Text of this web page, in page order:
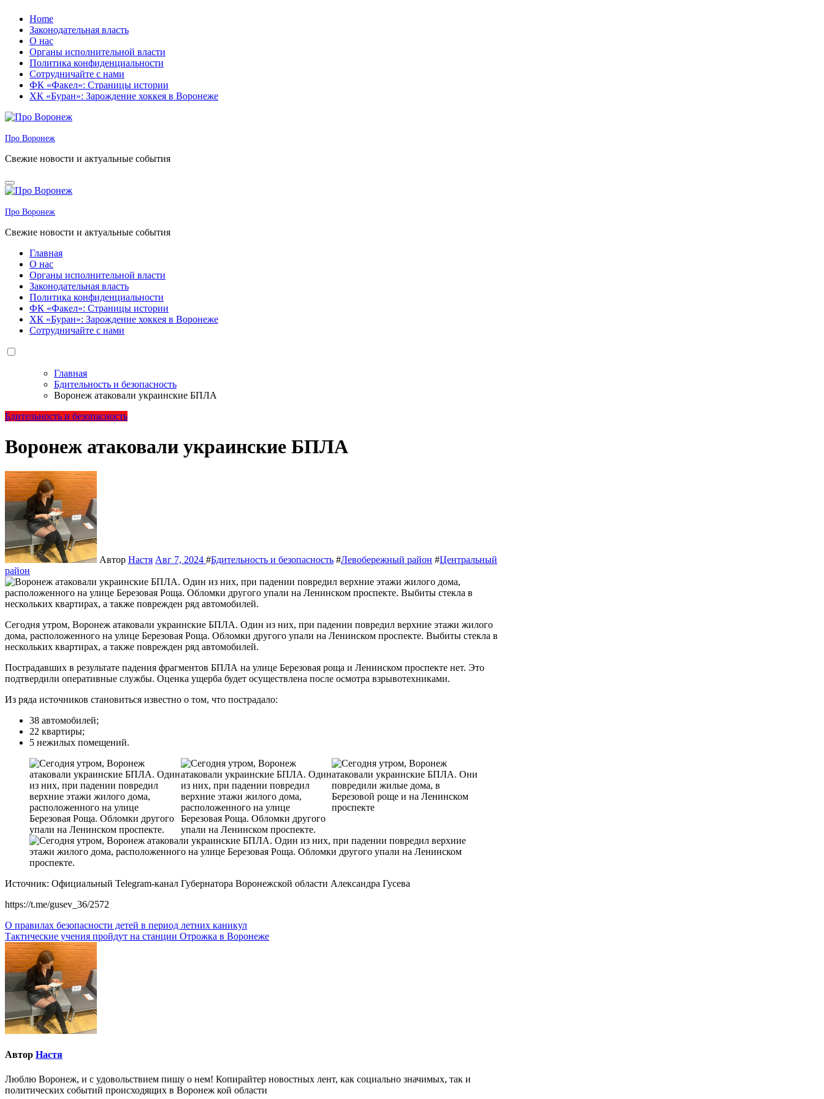
Перейти
содержанию
Home
Законодательная власть
О нас
Органы исполнительной власти
Политика конфиденциальности
Сотрудничайте с нами
ФК «Факел»: Страницы истории
ХК «Буран»: Зарождение хоккея в Воронеже
Про Воронеж
Свежие новости и актуальные события
Про Воронеж
Свежие новости и актуальные события
Главная
О нас
Органы исполнительной власти
Законодательная власть
Политика конфиденциальности
ФК «Факел»: Страницы истории
ХК «Буран»: Зарождение хоккея в Воронеже
Сотрудничайте с нами
Главная
Бдительность и безопасность
Воронеж атаковали украинские БПЛА
Бдительность и безопасность
Воронеж атаковали украинские БПЛА
Автор Настя Авг 7, 2024 #Бдительность и безопасность #Левобережный район #Центральный
район
Сегодня утром, Воронеж атаковали украинские БПЛА. Один из них, при падении повредил верхние этажи жилого
дома, расположенного на улице Березовая Роща. Обломки другого упали на Ленинском проспекте. Выбиты стекла в
нескольких квартирах, а также поврежден ряд автомобилей.
Пострадавших в результате падения фрагментов БПЛА на улице Березовая роща и Ленинском проспекте нет. Это
подтвердили оперативные службы. Оценка ущерба будет осуществлена после осмотра взрывотехниками.
Из ряда источников становиться известно о том, что пострадало:
38 автомобилей;
22 квартиры;
5 нежилых помещений.
Источник: Официальный Telegram-канал Губернатора Воронежской области Александра Гусева
https://t.me/gusev_36/2572
Навигация
по
записям
О правилах безопасности детей в период летних каникул
Тактические учения пройдут на станции Отрожка в Воронеже
Автор Настя
Люблю Воронеж, и с удовольствием пишу о нем! Копирайтер новостных лент, как социально значимых, так и
политических событий происходящих в Воронеж кой области